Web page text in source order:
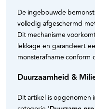
De ingebouwde
volledig afgeschermd
Dit mechanisme
lekkage en garandeert
monsterafname
Duurzaamheid &
Dit artikel is opgenomen